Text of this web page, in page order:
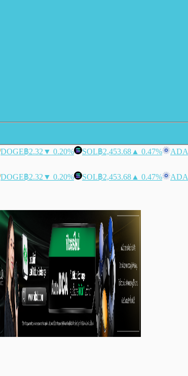
DOGE฿2.32 ▼ 0.20% SOL฿2,453.68 ▲ 0.47% ADA
DOGE฿2.32 ▼ 0.20% SOL฿2,453.68 ▲ 0.47% ADA